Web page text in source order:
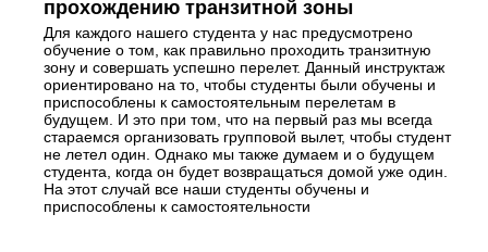
прохождению транзитной зоны
Для каждого нашего студента у нас предусмотрено
обучение о том, как правильно проходить транзитную
зону и совершать успешно перелет. Данный инструктаж
ориентировано на то, чтобы студенты были обучены и
приспособлены к самостоятельным перелетам в
будущем. И это при том, что на первый раз мы всегда
стараемся организовать групповой вылет, чтобы студент
не летел один. Однако мы также думаем и о будущем
студента, когда он будет возвращаться домой уже один.
На этот случай все наши студенты обучены и
приспособлены к самостоятельности